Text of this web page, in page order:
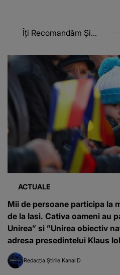
Îți Recomandăm Și...
ACTUALE
Mii de persoane participa la
de la Iasi. Cativa oameni au
Unirea” si ”Unirea obiectiv
adresa presedintelui Klaus
Redacția Știrile Kanal D